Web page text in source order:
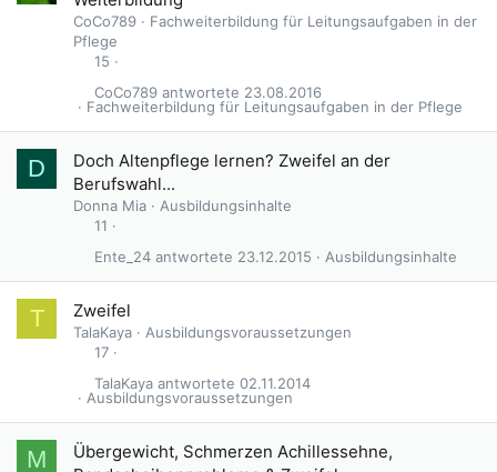
CoCo789
Fachweiterbildung für Leitungsaufgaben in der
Pflege
15
Fachweiterbildung für Leitungsaufgaben in der Pflege
23.08.2016
CoCo789
D
Doch Altenpflege lernen? Zweifel an der
Berufswahl...
Donna Mia
Ausbildungsinhalte
11
Ausbildungsinhalte
23.12.2015
Ente_24
T Zweifel
TalaKaya
Ausbildungsvoraussetzungen
17
Ausbildungsvoraussetzungen
02.11.2014
TalaKaya
M
Übergewicht, Schmerzen Achillessehne,